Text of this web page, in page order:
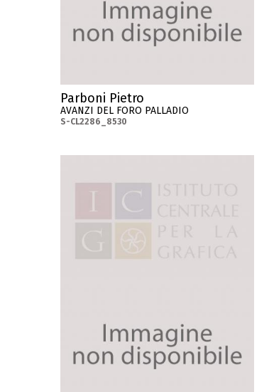
Parboni Pietro
AVANZI DEL FORO PALLADIO
S-CL2286_8530